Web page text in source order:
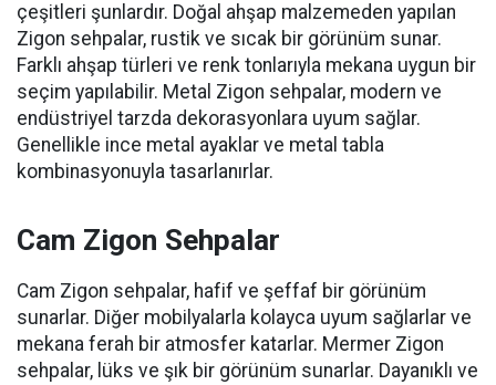
çeşitleri şunlardır. Doğal ahşap malzemeden yapılan
Zigon sehpalar, rustik ve sıcak bir görünüm sunar.
Farklı ahşap türleri ve renk tonlarıyla mekana uygun bir
seçim yapılabilir. Metal Zigon sehpalar, modern ve
endüstriyel tarzda dekorasyonlara uyum sağlar.
Genellikle ince metal ayaklar ve metal tabla
kombinasyonuyla tasarlanırlar.
Cam Zigon Sehpalar
Cam Zigon sehpalar, hafif ve şeffaf bir görünüm
sunarlar. Diğer mobilyalarla kolayca uyum sağlarlar ve
mekana ferah bir atmosfer katarlar. Mermer Zigon
sehpalar, lüks ve şık bir görünüm sunarlar. Dayanıklı ve